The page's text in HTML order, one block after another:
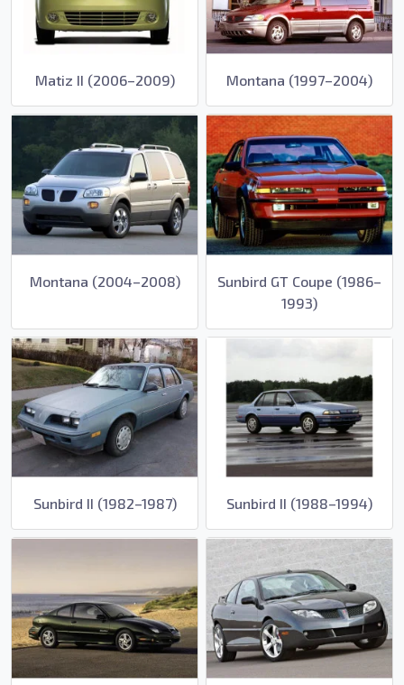
Matiz II (2006–2009) Montana (1997–2004)
Montana (2004–2008)
Sunbird GT Coupe (1986–
1993)
Sunbird II (1982–1987) Sunbird II (1988–1994)